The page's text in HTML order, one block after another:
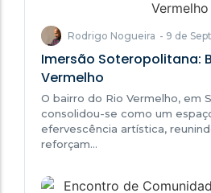
Rodrigo Nogueira - 9 de
Imersão Soteropolitana:
Vermelho
O bairro do Rio Vermelho, em
consolidou-se como um
efervescência artística,
reforçam…